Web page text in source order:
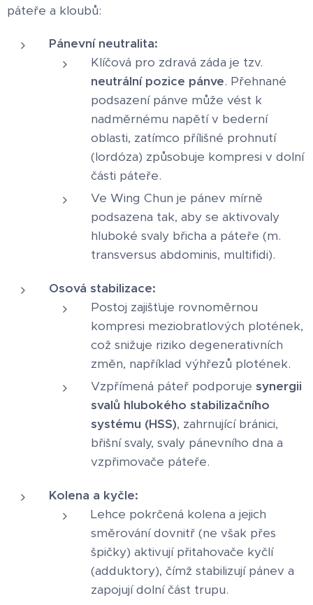
páteře a kloubů:
Pánevní neutralita:
Klíčová pro zdravá záda je tzv.
neutrální pozice pánve. Přehnané
podsazení pánve může vést k
nadměrnému napětí v bederní
oblasti, zatímco přílišné prohnutí
(lordóza) způsobuje kompresi v dolní
části páteře.
Ve Wing Chun je pánev mírně
podsazena tak, aby se aktivovaly
hluboké svaly břicha a páteře (m.
transversus abdominis, multifidi).
Osová stabilizace:
Postoj zajišťuje rovnoměrnou
kompresi meziobratlových plotének,
což snižuje riziko degenerativních
změn, například výhřezů plotének.
Vzpřímená páteř podporuje synergii
svalů hlubokého stabilizačního
systému (HSS), zahrnující bránici,
břišní svaly, svaly pánevního dna a
vzpřimovače páteře.
Kolena a kyčle:
Lehce pokrčená kolena a jejich
směrování dovnitř (ne však přes
špičky) aktivují přitahovače kyčlí
(adduktory), čímž stabilizují pánev a
zapojují dolní část trupu.